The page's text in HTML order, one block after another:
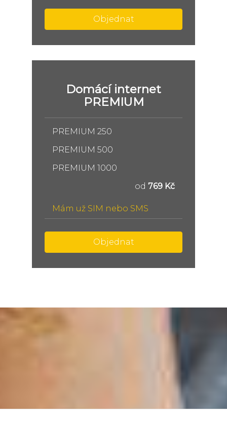
Objednat
Domácí internet
PREMIUM
PREMIUM 250
PREMIUM 500
PREMIUM 1000
od 769 Kč
Mám už SIM nebo SMS
Objednat